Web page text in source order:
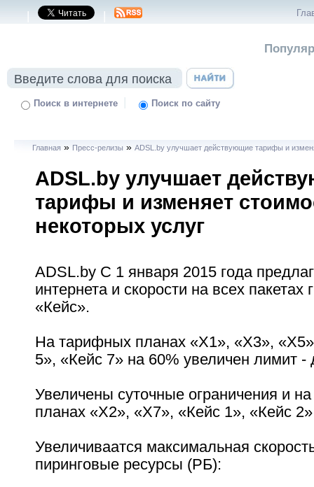
| |
Поиск в интернете | Поиск по сайту
Главная » Пресс-релизы »ADSL.by улучшает действующие тарифы и
ADSL.by улучшает
тарифы и изменяет
некоторых услуг
ADSL.by С 1 января 2015 года
интернета и скорости на всех пакетах
«Кейс».
На тарифных планах «Х1», «Х3»,
5», «Кейс 7» на 60% увеличен лимит -
Увеличены суточные ограничения и
планах «X2», «Х7», «Кейс 1», «Кейс
Увеличиваатся максимальная
пиринговые ресурсы (РБ):